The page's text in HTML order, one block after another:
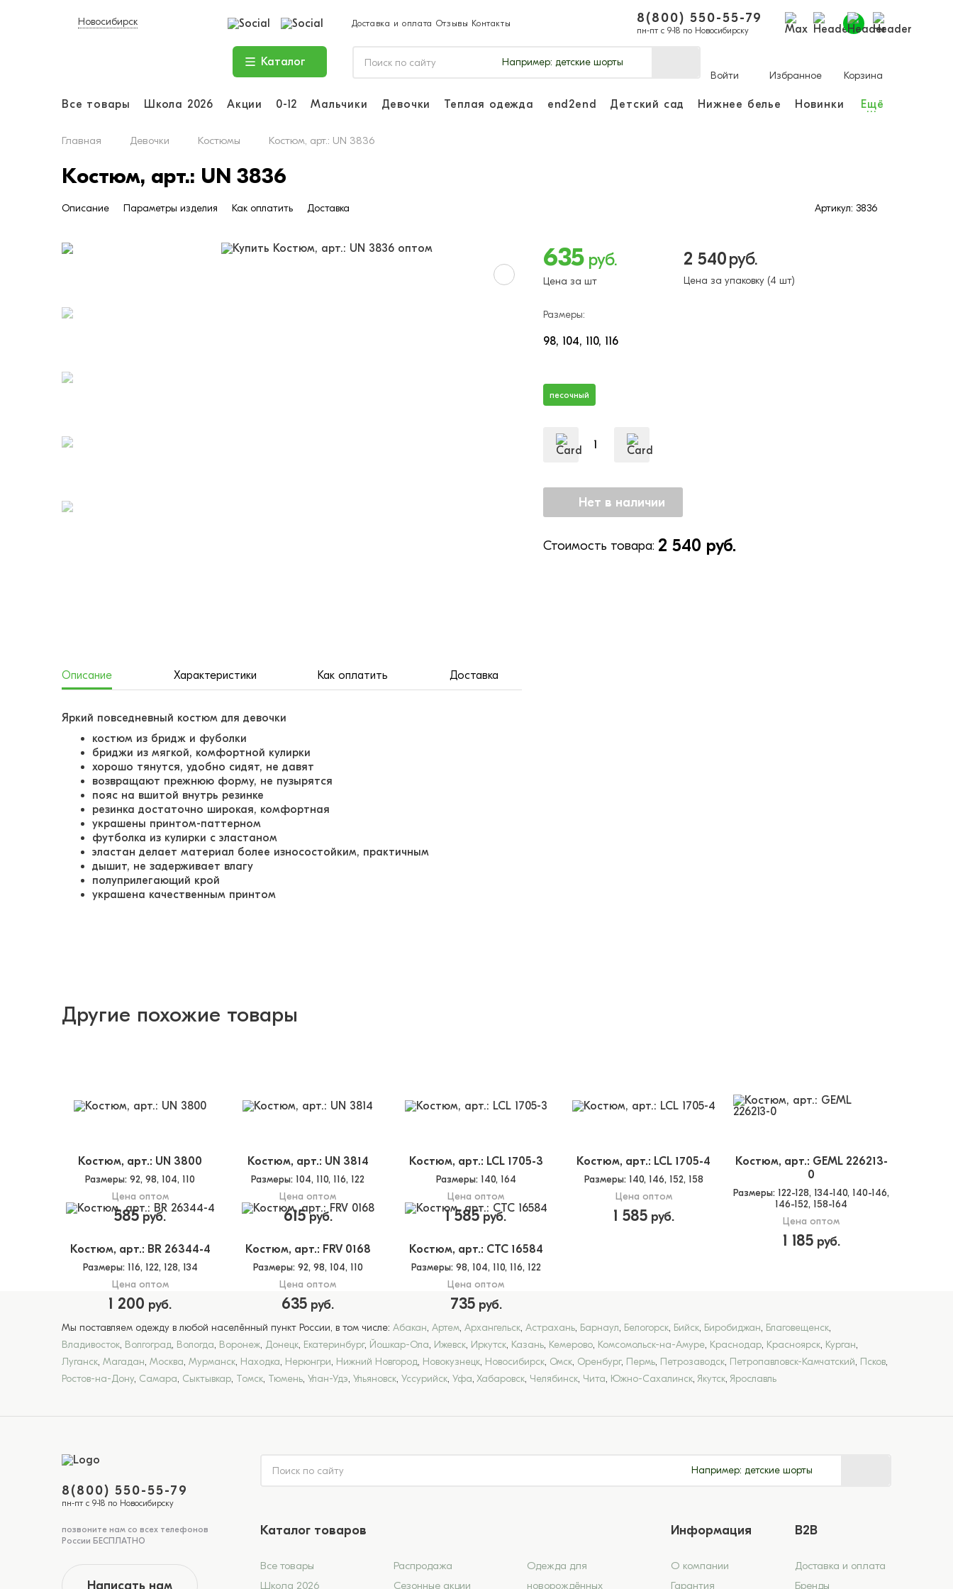
Новосибирск Доставка и оплата Отзывы Контакты 8(800) 550-55-79
пн-пт с 9-18 по Новосибирску
Каталог Например: детские шорты
Войти
Избранное Корзина
Все товары Школа 2026 Акции 0-12 Мальчики Девочки Теплая одежда end2end Детский сад Нижнее белье Новинки Ещё
...
Главная Девочки Костюмы Костюм, арт.: UN 3836
Костюм, арт.: UN 3836
Описание Параметры изделия Как оплатить Доставка Артикул: 3836
635 руб.
Цена за шт
2 540руб.
Цена за упаковку (4 шт)
Размеры:
98 104 110 116
песочный
Стоимость товара: 2 540 руб.
Описание Характеристики Как оплатить Доставка
Яркий повседневный костюм для девочки
костюм из бридж и фуболки
бриджи из мягкой, комфортной кулирки
хорошо тянутся, удобно сидят, не давят
возвращают прежнюю форму, не пузырятся
пояс на вшитой внутрь резинке
резинка достаточно широкая, комфортная
украшены принтом-паттерном
футболка из кулирки с эластаном
эластан делает материал более износостойким, практичным
дышит, не задерживает влагу
полуприлегающий крой
украшена качественным принтом
Другие похожие товары
Костюм, арт.: UN 3800
Размеры: 92, 98, 104, 110
Цена оптом
585 руб.
Костюм, арт.: UN 3814
Размеры: 104, 110, 116, 122
Цена оптом
615руб.
Костюм, арт.: LCL 1705-3
Размеры: 140, 164
Цена оптом
1 585 руб.
Костюм, арт.: LCL 1705-4
Размеры: 140, 146, 152, 158
Цена оптом
1 585руб.
Костюм, арт.: GEML 226213-
0
Размеры: 122-128, 134-140, 140-146,
146-152, 158-164
Цена оптом
1 185руб.
Костюм, арт.: BR 26344-4
Размеры: 116, 122, 128, 134
Цена оптом
1 200 руб.
Костюм, арт.: FRV 0168
Размеры: 92, 98, 104, 110
Цена оптом
635 руб.
Костюм, арт.: CTC 16584
Размеры: 98, 104, 110, 116, 122
Цена оптом
735руб.
Мы поставляем одежду в любой населённый пункт России, в том числе: Абакан, Артем, Архангельск, Астрахань, Барнаул, Белогорск, Бийск, Биробиджан, Благовещенск,
Владивосток, Волгоград, Вологда, Воронеж, Донецк, Екатеринбург, Йошкар-Ола, Ижевск, Иркутск, Казань, Кемерово, Комсомольск-на-Амуре, Краснодар, Красноярск, Курган,
Луганск, Магадан, Москва, Мурманск, Находка, Нерюнгри, Нижний Новгород, Новокузнецк, Новосибирск, Омск, Оренбург, Пермь, Петрозаводск, Петропавловск-Камчатский, Псков,
Ростов-на-Дону, Самара, Сыктывкар, Томск, Тюмень, Улан-Удэ, Ульяновск, Уссурийск, Уфа, Хабаровск, Челябинск, Чита, Южно-Сахалинск, Якутск, Ярославль
8(800) 550-55-79
пн-пт с 9-18 по Новосибирску
позвоните нам со всех телефонов
России БЕСПЛАТНО
Написать нам
Например: детские шорты
Каталог товаров
Все товары
Школа 2026
Распродажа
Сезонные акции
Одежда для
новорождённых
Информация
О компании
Гарантия
B2B
Доставка и оплата
Бренды